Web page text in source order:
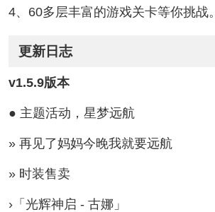
4、60多层丰富的游戏关卡等你挑战。
更新日志
v1.5.9版本
● 主题活动，星梦远航
» 再见了妈妈今晚我就要远航
» 时装售卖
›「光辉神启 - 古娜」